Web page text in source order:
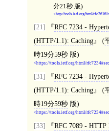
分21秒版)
http://tools.ietf.org/html/
[21]
RFC 7234 -
(HTTP/1.1): Caching
(
時19分59秒版)
https://tools.ietf.org/html/
[31]
RFC 7234 -
(HTTP/1.1): Caching
(
時19分59秒版)
https://tools.ietf.org/html/
[33]
RFC 7089 - HTTP